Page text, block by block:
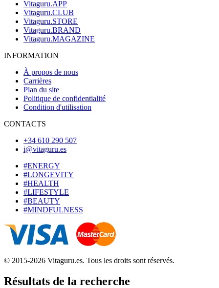
Vitaguru.APP
Vitaguru.CLUB
Vitaguru.STORE
Vitaguru.BRAND
Vitaguru.MAGAZINE
INFORMATION
À propos de nous
Carrières
Plan du site
Politique de confidentialité
Condition d'utilisation
CONTACTS
+34 610 290 507
i@vitaguru.es
#ENERGY
#LONGEVITY
#HEALTH
#LIFESTYLE
#BEAUTY
#MINDFULNESS
© 2015-2026 Vitaguru.es. Tous les droits sont réservés.
Résultats de la recherche